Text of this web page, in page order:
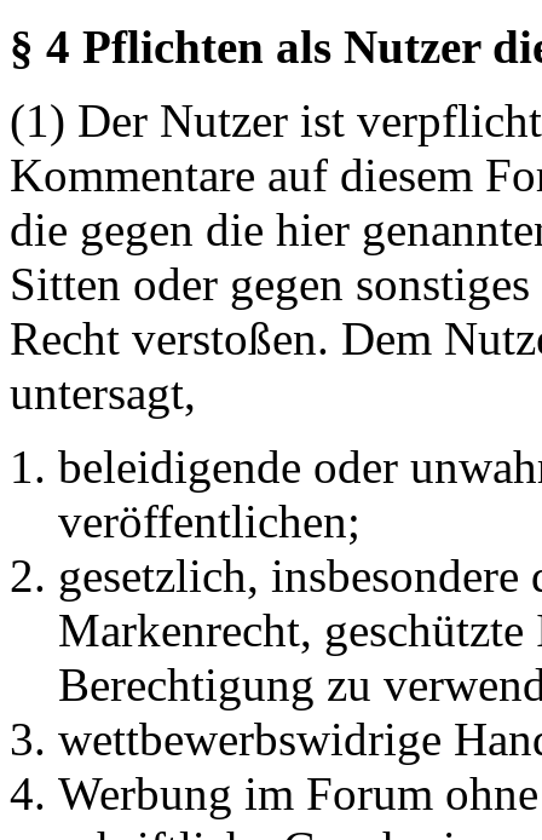
§ 4 Pflichten als Nutzer
(1) Der Nutzer ist
Kommentare auf diesem
die gegen die hier
Sitten oder gegen
Recht verstoßen. Dem
untersagt,
beleidigende oder
veröffentlichen;
gesetzlich,
Markenrecht, geschützte
Berechtigung zu
wettbewerbswidrige
Werbung im Forum